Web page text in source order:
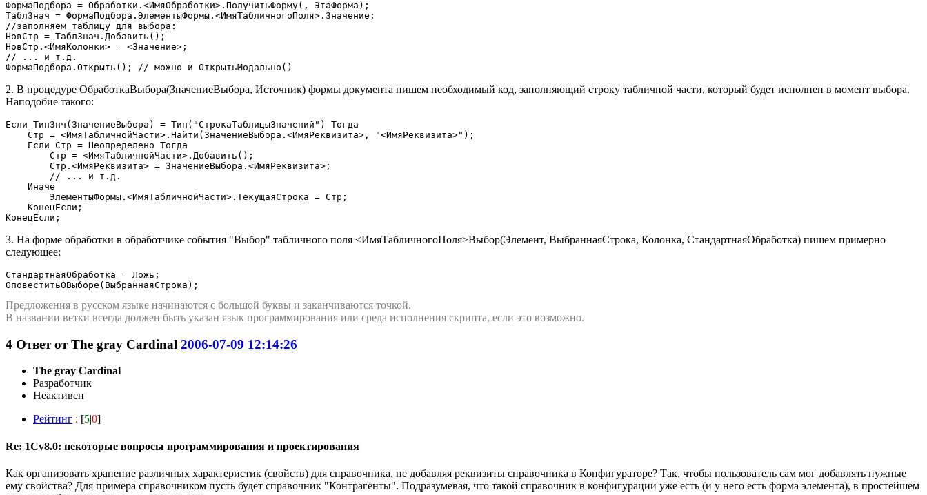
ФормаПодбора = Обработки.<ИмяОбработки>.ПолучитьФорму(, ЭтаФорма);
ТаблЗнач = ФормаПодбора.ЭлементыФормы.<ИмяТабличногоПоля>.Значение;
//заполняем таблицу для выбора:
НовСтр = ТаблЗнач.Добавить();
НовСтр.<ИмяКолонки> = <Значение>;
// ... и т.д.
ФормаПодбора.Открыть(); // можно и ОткрытьМодально()
2. В процедуре ОбработкаВыбора(ЗначениеВыбора, Источник) формы документа пишем необходимый код, заполняющий строку табличной части, который будет исполнен в момент выбора.
Наподобие такого:
Если ТипЗнч(ЗначениеВыбора) = Тип("СтрокаТаблицыЗначений") Тогда
    Стр = <ИмяТабличнойЧасти>.Найти(ЗначениеВыбора.<ИмяРеквизита>, "<ИмяРеквизита>");
    Если Стр = Неопределено Тогда
        Стр = <ИмяТабличнойЧасти>.Добавить();
        Стр.<ИмяРеквизита> = ЗначениеВыбора.<ИмяРеквизита>;
        // ... и т.д.
    Иначе
        ЭлементыФормы.<ИмяТабличнойЧасти>.ТекущаяСтрока = Стр;
    КонецЕсли;
КонецЕсли;
3. На форме обработки в обработчике события "Выбор" табличного поля <ИмяТабличногоПоля>Выбор(Элемент, ВыбраннаяСтрока, Колонка, СтандартнаяОбработка) пишем примерно
следующее:
СтандартнаяОбработка = Ложь;
ОповеститьОВыборе(ВыбраннаяСтрока);
Предложения в русском языке начинаются с большой буквы и заканчиваются точкой.
В названии ветки всегда должен быть указан язык программирования или среда исполнения скрипта, если это возможно.
4 Ответ отThe gray Cardinal 2006-07-09 12:14:26
The gray Cardinal
Разработчик
Неактивен
Рейтинг : [5|0]
Re: 1Cv8.0: некоторые вопросы программирования и проектирования
Как организовать хранение различных характеристик (свойств) для справочника, не добавляя реквизиты справочника в Конфигураторе? Так, чтобы пользователь сам мог добавлять нужные
ему свойства? Для примера справочником пусть будет справочник "Контрагенты". Подразумевая, что такой справочник в конфигурации уже есть (и у него есть форма элемента), в простейшем